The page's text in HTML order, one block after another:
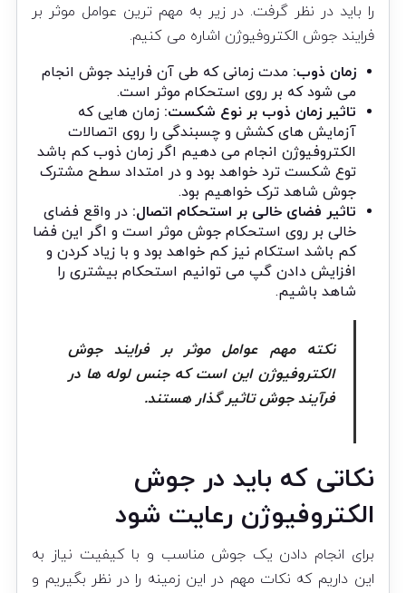
را باید در نظر گرفت. در زیر به مهم ترین عوامل موثر بر
فرایند جوش الکتروفیوژن اشاره می کنیم.
زمان ذوب: مدت زمانی که طی آن فرایند جوش انجام
می شود که بر روی استحکام موثر است.
تاثیر زمان ذوب بر نوع شکست:زمان هایی که
آزمایش های کشش و چسبندگی را روی اتصالات
الکتروفیوژن انجام می دهیم اگر زمان ذوب کم باشد
توع شکست ترد خواهد بود و در امتداد سطح مشترک
جوش شاهد ترک خواهیم بود.
تاثیر فضای خالی بر استحکام اتصال:در واقع فضای
خالی بر روی استحکام جوش موثر است و اگر این فضا
کم باشد استکام نیز کم خواهد بود و با زیاد کردن و
افزایش دادن گپ می توانیم استحکام بیشتری را
شاهد باشیم.
نکته مهم عوامل موثر بر فرایند جوش
الکتروفیوژن این است که جنس لوله ها در
فرآیند جوش تاثیر گذار هستند.
نکاتی که باید در جوش
الکتروفیوژن رعایت شود
برای انجام دادن یک جوش مناسب و با کیفیت نیاز به
این داریم که نکات مهم در این زمینه را در نظر بگیریم و